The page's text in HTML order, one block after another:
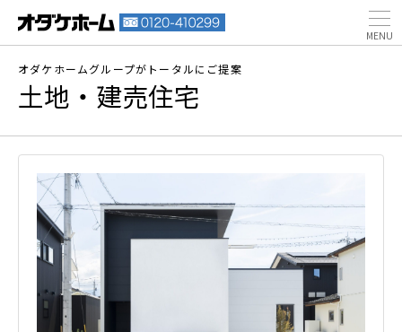
オダケホームグループがトータルにご提案
土地・建売住宅